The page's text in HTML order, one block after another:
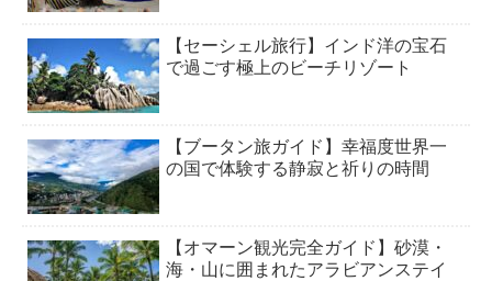
【セーシェル旅行】インド洋の宝石
で過ごす極上のビーチリゾート
【ブータン旅ガイド】幸福度世界一
の国で体験する静寂と祈りの時間
【オマーン観光完全ガイド】砂漠・
海・山に囲まれたアラビアンステイ